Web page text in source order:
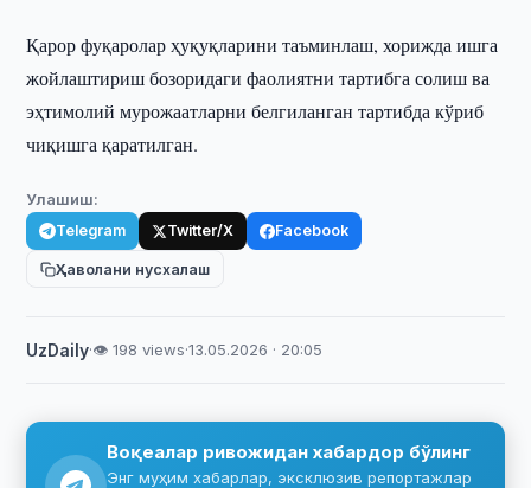
Қарор фуқаролар ҳуқуқларини таъминлаш, хорижда ишга
жойлаштириш бозоридаги фаолиятни тартибга солиш ва
эҳтимолий мурожаатларни белгиланган тартибда кўриб
чиқишга қаратилган.
Улашиш:
Telegram Twitter/X Facebook
Ҳаволани нусхалаш
UzDaily·👁 198 views·13.05.2026 · 20:05
Воқеалар ривожидан хабардор бўлинг
Энг муҳим хабарлар, эксклюзив репортажлар